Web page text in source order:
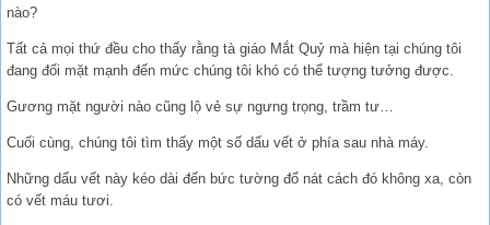
nào?
Tất cả mọi thứ đều cho thấy rằng tà giáo Mắt Quỷ mà hiện tại chúng tôi
đang đối mặt mạnh đến mức chúng tôi khó có thể tượng tưởng được.
Gương mặt người nào cũng lộ vẻ sự ngưng trọng, trầm tư…
Cuối cùng, chúng tôi tìm thấy một số dấu vết ở phía sau nhà máy.
Những dấu vết này kéo dài đến bức tường đổ nát cách đó không xa, còn
có vết máu tươi.